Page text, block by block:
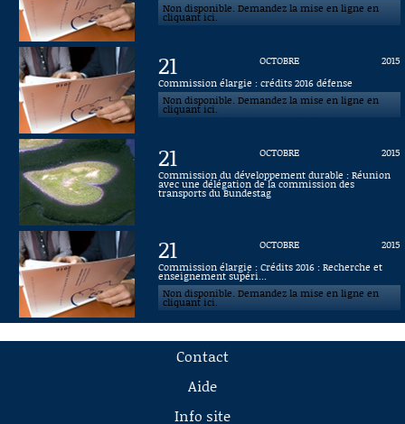
Non disponible. Demandez la mise en ligne en
cliquant ici.
21 OCTOBRE
2015
Commission élargie : crédits 2016 défense
Non disponible. Demandez la mise en ligne en
cliquant ici.
21 OCTOBRE
2015
Commission du développement durable : Réunion
avec une délégation de la commission des
transports du Bundestag
21 OCTOBRE
2015
Commission élargie : Crédits 2016 : Recherche et
enseignement supéri...
Non disponible. Demandez la mise en ligne en
cliquant ici.
Contact
Aide
Info site